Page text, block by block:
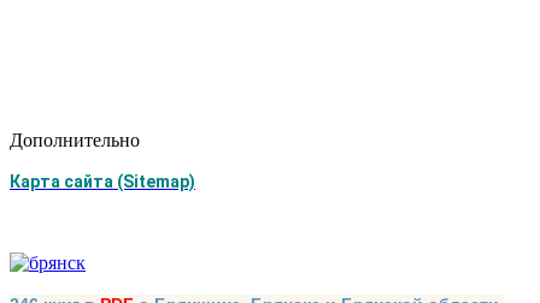
Дополнительно
Карта сайта (Sitemap)